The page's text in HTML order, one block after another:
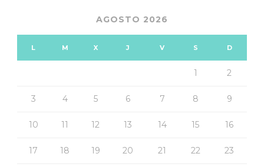
AGOSTO 2026
L M X J V S D
1 2
3 4 5 6 7 8 9
10 11 12 13 14 15 16
17 18 19 20 21 22 23